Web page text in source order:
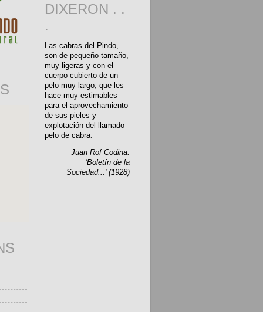
DIXERON . .
.
Las cabras del Pindo,
son de pequeño tamaño,
muy ligeras y con el
cuerpo cubierto de un
pelo muy largo, que les
hace muy estimables
para el aprovechamiento
de sus pieles y
explotación del llamado
pelo de cabra.
Juan Rof Codina:
'Boletín de la
Sociedad...' (1928)